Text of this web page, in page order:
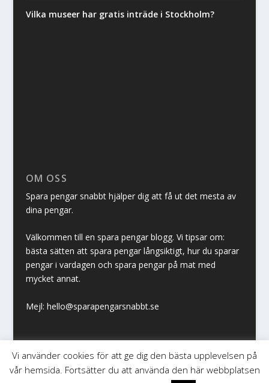
Vilka museer har gratis inträde i Stockholm?
OM OSS
Spara pengar snabbt hjälper dig att få ut det mesta av
dina pengar.
Välkommen till en spara pengar blogg. Vi tipsar om:
bästa sätten att spara pengar långsiktigt, hur du sparar
pengar i vardagen och spara pengar på mat med
mycket annat.
Mejl: hello@sparapengarsnabbt.se
© 2025 | Spara pengar snabbt
Vi använder cookies för att ge dig den bästa upplevelsen på
vår hemsida. Fortsätter du att använda den här webbplatsen